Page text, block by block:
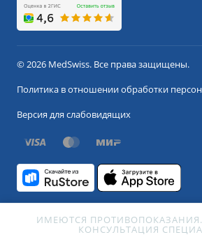
© 2026 MedSwiss. Все права защищены.
Политика в отношении обработки
Версия для слабовидящих
ИМЕЮТСЯ
КОНСУЛЬТАЦИЯ